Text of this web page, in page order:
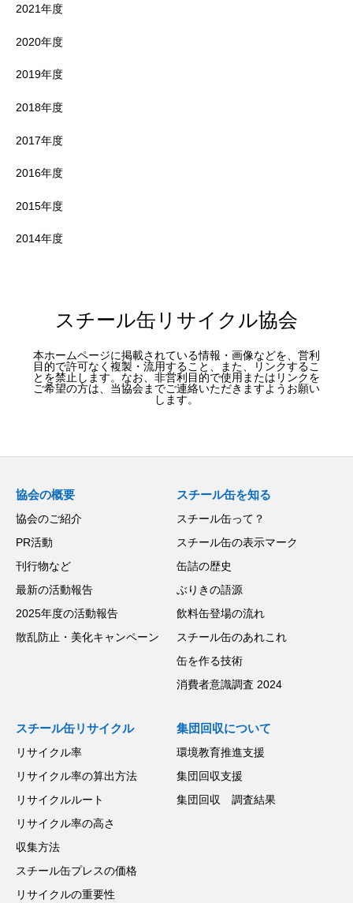
2021年度
2020年度
2019年度
2018年度
2017年度
2016年度
2015年度
2014年度
スチール缶リサイクル協会
本ホームページに掲載されている情報・画像などを、営利
目的で許可なく複製・流用すること、また、リンクするこ
とを禁止します。なお、非営利目的で使用またはリンクを
ご希望の方は、当協会までご連絡いただきますようお願い
します。
協会の概要
協会のご紹介
PR活動
刊行物など
最新の活動報告
2025年度の活動報告
散乱防止・美化キャンペーン
スチール缶を知る
スチール缶って？
スチール缶の表示マーク
缶詰の歴史
ぶりきの語源
飲料缶登場の流れ
スチール缶のあれこれ
缶を作る技術
消費者意識調査 2024
スチール缶リサイクル
リサイクル率
リサイクル率の算出方法
リサイクルルート
リサイクル率の高さ
収集方法
スチール缶プレスの価格
リサイクルの重要性
集団回収について
環境教育推進支援
集団回収支援
集団回収 調査結果